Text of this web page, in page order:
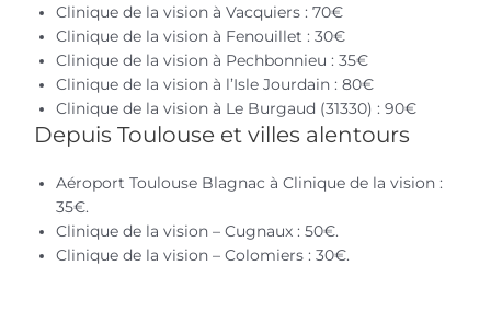
Clinique de la vision à Vacquiers : 70€
Clinique de la vision à Fenouillet : 30€
Clinique de la vision à Pechbonnieu : 35€
Clinique de la vision à l’Isle Jourdain : 80€
Clinique de la vision à Le Burgaud (31330) : 90€
Depuis Toulouse et villes alentours
Aéroport Toulouse Blagnac à Clinique de la vision :
35€.
Clinique de la vision – Cugnaux : 50€.
Clinique de la vision – Colomiers : 30€.